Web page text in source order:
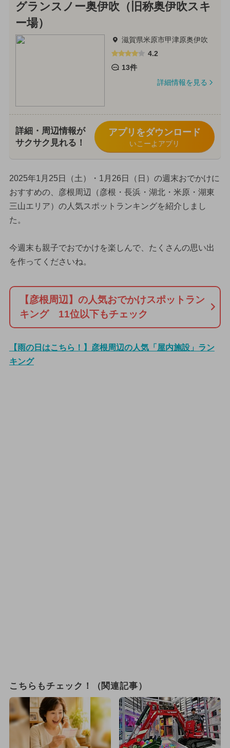
グランスノー奥伊吹（旧称奥伊吹スキ
ー場）
滋賀県米原市甲津原奥伊吹
4.2
13件
詳細情報を見る
詳細・周辺情報が
サクサク見れる！
アプリをダウンロード
いこーよアプリ
2025年1月25日（土）・1月26日（日）の週末おでかけに
おすすめの、彦根周辺（彦根・長浜・湖北・米原・湖東
三山エリア）の人気スポットランキングを紹介しまし
た。
今週末も親子でおでかけを楽しんで、たくさんの思い出
を作ってくださいね。
【彦根周辺】の人気おでかけスポットラン
キング 11位以下もチェック
【雨の日はこちら！】彦根周辺の人気「屋内施設」ラン
キング
こちらもチェック！（関連記事）